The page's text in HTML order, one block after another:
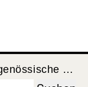
Galerie Wedding - Raum für zeitgenössische Kunst